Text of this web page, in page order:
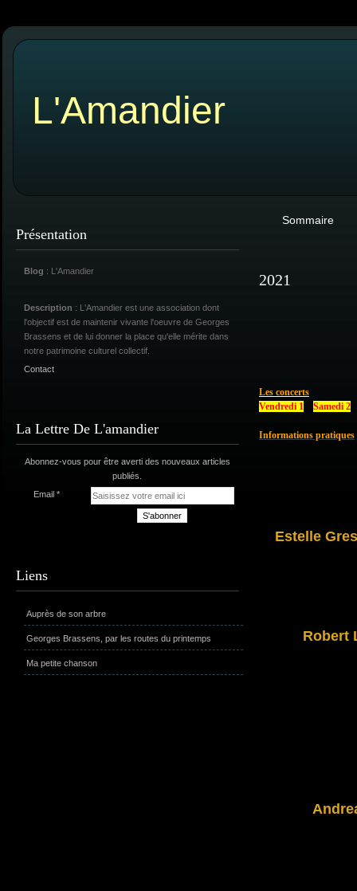
L'Amandier
Présentation
Blog : L'Amandier
Description : L'Amandier est une association dont
l'objectif est de maintenir vivante l'oeuvre de Georges
Brassens et de lui donner la place qu'elle mérite dans
notre patrimoine culturel collectif.
Contact
La Lettre De L'amandier
Abonnez-vous pour être averti des nouveaux articles
publiés.
Email
Liens
Auprès de son arbre
Georges Brassens, par les routes du printemps
Ma petite chanson
Sommaire
2021
Les concerts
Vendredi 1
Samedi 2
Informations pratiques
Estelle
Robert